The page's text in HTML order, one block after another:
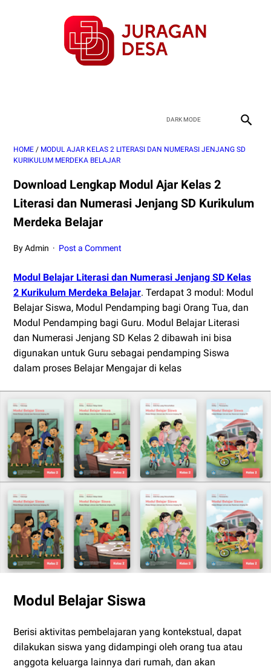
HOME / MODUL AJAR KELAS 2 LITERASI DAN NUMERASI JENJANG SD
KURIKULUM MERDEKA BELAJAR
Download Lengkap Modul Ajar Kelas 2
Literasi dan Numerasi Jenjang SD Kurikulum
Merdeka Belajar
By Admin Post a Comment
Modul Belajar Literasi dan Numerasi Jenjang SD Kelas
2 Kurikulum Merdeka Belajar. Terdapat 3 modul: Modul
Belajar Siswa, Modul Pendamping bagi Orang Tua, dan
Modul Pendamping bagi Guru. Modul Belajar Literasi
dan Numerasi Jenjang SD Kelas 2 dibawah ini bisa
digunakan untuk Guru sebagai pendamping Siswa
dalam proses Belajar Mengajar di kelas
Modul Belajar Siswa
Berisi aktivitas pembelajaran yang kontekstual, dapat
dilakukan siswa yang didampingi oleh orang tua atau
anggota keluarga lainnya dari rumah, dan akan